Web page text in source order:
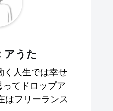
アうた
く人生では幸せ
てドロップア
はフリーランス